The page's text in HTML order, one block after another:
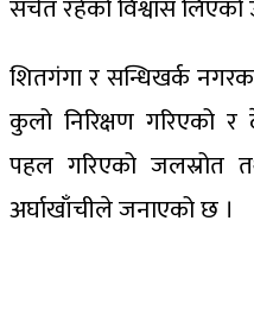
सचेत रहेको विश्वास
शितगंगा र सन्धिखर्क
कुलो निरिक्षण गरिएको
पहल गरिएको जलस्रोत
अर्घाखाँचीले जनाएको छ ।